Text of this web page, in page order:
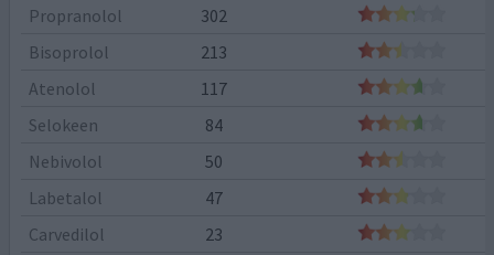
Propranolol
302
Bisoprolol
213
Atenolol
117
Selokeen
84
Nebivolol
50
Labetalol
47
Carvedilol
23